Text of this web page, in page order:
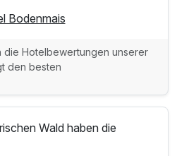
Bodenmais
die Hotelbewertungen unserer
den besten
Wald haben die